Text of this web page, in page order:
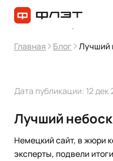
Главная Блог Лучший
Дата публикации: 12 дек
Лучший
Немецкий сайт, в жюри
эксперты, подвели